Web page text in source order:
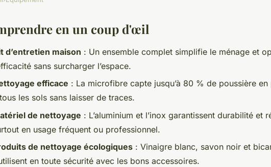
kit d’entretien
efficace
en un coup d'œil
d’entretien maison : Un ensemble complet simplifie le ménage et
sans surcharger l’espace.
efficace : La microfibre capte jusqu’à 80 % de poussière
les sols sans laisser de traces.
de nettoyage : L’aluminium et l’inox garantissent durabilité et
en usage fréquent ou professionnel.
de nettoyage écologiques : Vinaigre blanc, savon noir et
en toute sécurité avec les bons accessoires.